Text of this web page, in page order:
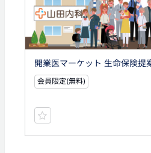
開業医マーケット 生命保険提
会員限定(無料)